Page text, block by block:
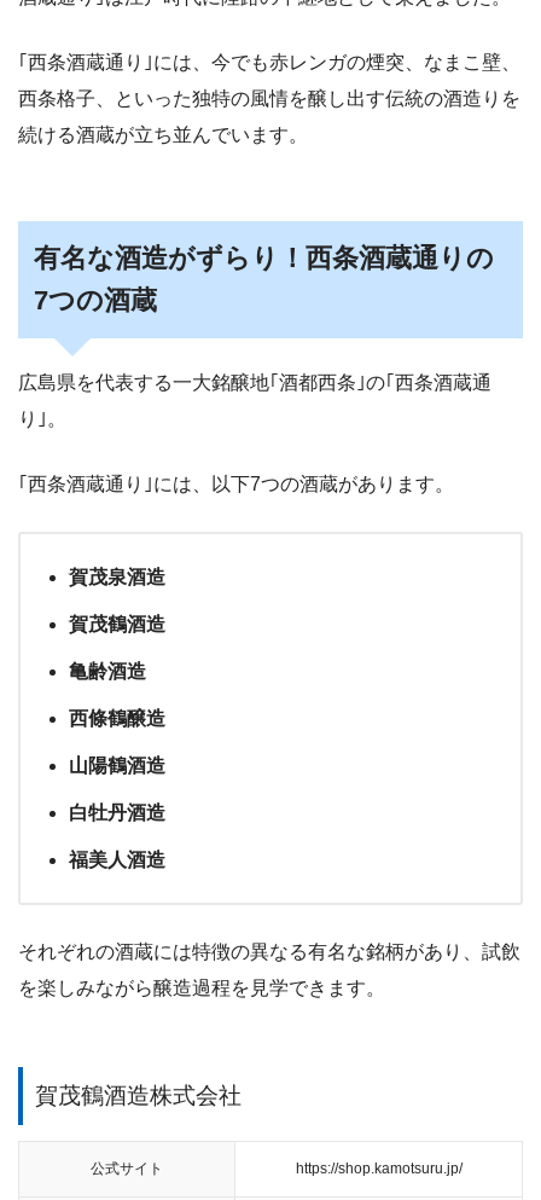
｢西条酒蔵通り｣には、今でも赤レンガの煙突、なまこ壁、
西条格子、といった独特の風情を醸し出す伝統の酒造りを
続ける酒蔵が立ち並んでいます。
有名な酒造がずらり！西条酒蔵通りの
7つの酒蔵
広島県を代表する一大銘醸地｢酒都西条｣の｢西条酒蔵通
り｣。
｢西条酒蔵通り｣には、以下7つの酒蔵があります。
賀茂泉酒造
賀茂鶴酒造
亀齢酒造
西條鶴醸造
山陽鶴酒造
白牡丹酒造
福美人酒造
それぞれの酒蔵には特徴の異なる有名な銘柄があり、試飲
を楽しみながら醸造過程を見学できます。
賀茂鶴酒造株式会社
公式サイト https://shop.kamotsuru.jp/